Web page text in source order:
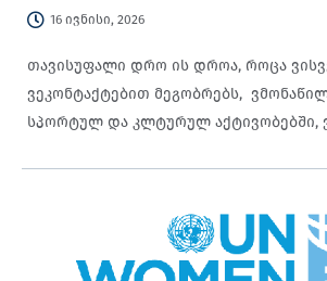
16 ივნისი, 2026
თავისუფალი დრო ის დროა, როცა
ვეკონტაქტებით მეგობრებს,
სპორტულ და კლტურულ აქტივობებში,
გამოყენების კვლევა (GTUS) აჩვენებს,
თავისუფალი დროის შინაარსსა და